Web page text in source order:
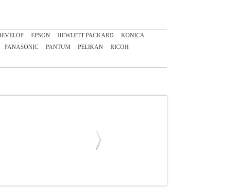
EPSON HEWLETT PACKARD
KONICA
PANASONIC PANTUM PELIKAN
RICOH